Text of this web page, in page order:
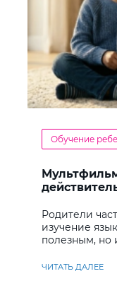
Обучение
Родители
изучение
полезным, но
ЧИТАТЬ ДАЛЕЕ